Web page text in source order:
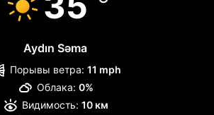
Aydın Səma
Порывы ветра: 11 mph
Облака: 0%
Видимость: 10 км